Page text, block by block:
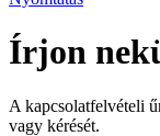
Írjon
A kapcsolatfelvételi
vagy kérését.